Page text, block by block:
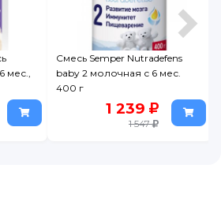
Смесь Mamelle 1 сухая
молочная адаптированная
начальная 0-6 мес. 600 г
599